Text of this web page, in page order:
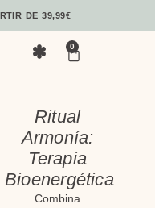
DE 39,99€
0
Ritual
Armonía:
Terapia
Bioenergética
Combina